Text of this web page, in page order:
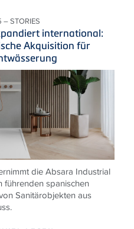
STORIES
international:
Akquisition für
dieAbsara Industrial
führenden spanischen
Sanitärobjekten aus